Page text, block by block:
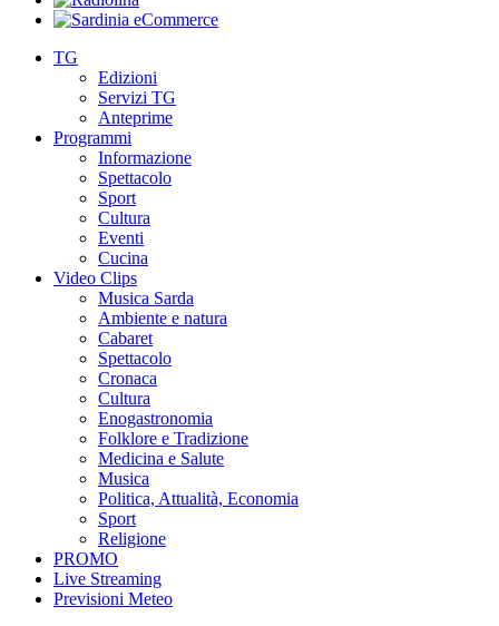
TG
Edizioni
Servizi TG
Anteprime
Programmi
Informazione
Spettacolo
Sport
Cultura
Eventi
Cucina
Video Clips
Musica Sarda
Ambiente e natura
Cabaret
Spettacolo
Cronaca
Cultura
Enogastronomia
Folklore e Tradizione
Medicina e Salute
Musica
Politica, Attualità, Economia
Sport
Religione
PROMO
Live Streaming
Previsioni Meteo